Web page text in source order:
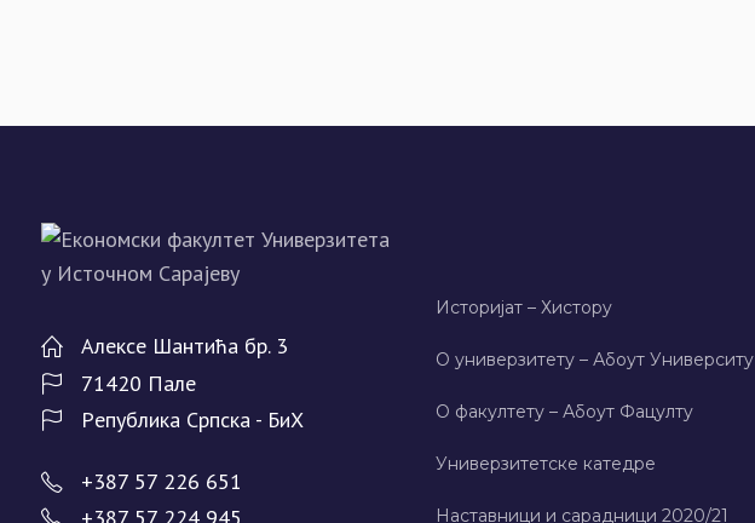
Алeксe Шантића бр. 3
71420 Палe
Рeпублика Српска - БиХ
+387 57 226 651
Историјат – Хисторy
О универзитету – Абоут Университy
О факултету – Абоут Фацултy
Универзитетске катедре
Наставници и сарадници 2020/21